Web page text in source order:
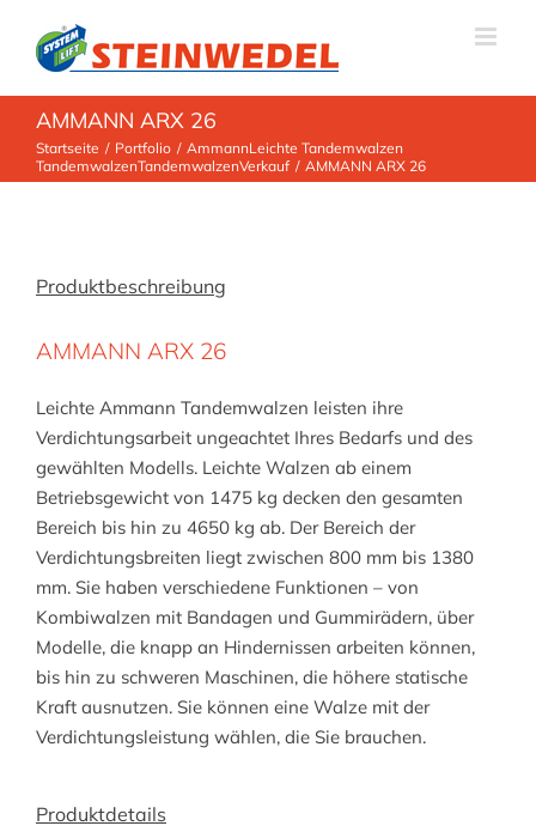
Inhalt
springen
AMMANN ARX 26
Startseite Portfolio AmmannLeichte Tandemwalzen
TandemwalzenTandemwalzenVerkauf AMMANN ARX 26
Produktbeschreibung
AMMANN ARX 26
Leichte Ammann Tandemwalzen leisten ihre
Verdichtungsarbeit ungeachtet Ihres Bedarfs und des
gewählten Modells. Leichte Walzen ab einem
Betriebsgewicht von 1475 kg decken den gesamten
Bereich bis hin zu 4650 kg ab. Der Bereich der
Verdichtungsbreiten liegt zwischen 800 mm bis 1380
mm. Sie haben verschiedene Funktionen – von
Kombiwalzen mit Bandagen und Gummirädern, über
Modelle, die knapp an Hindernissen arbeiten können,
bis hin zu schweren Maschinen, die höhere statische
Kraft ausnutzen. Sie können eine Walze mit der
Verdichtungsleistung wählen, die Sie brauchen.
Produktdetails